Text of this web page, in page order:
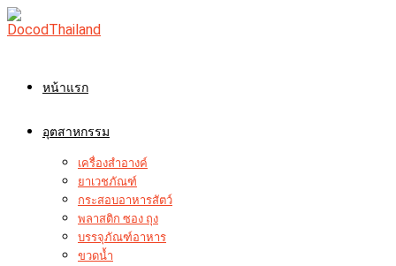
Skip
to
หน้าแรก
อุตสาหกรรม
เครื่องสำอางค์
ยาเวชภัณฑ์
กระสอบอาหารสัตว์
พลาสติก ซอง ถุง
บรรจุภัณฑ์อาหาร
ขวดน้ำ